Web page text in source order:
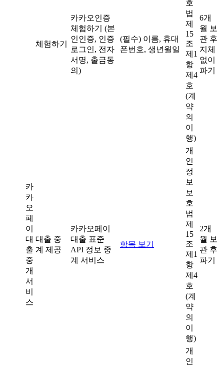
체험하기
카카오인증
체험하기 (본
인인증, 인증
로그인, 전자
서명, 출금동
의)
(필수) 이름, 휴대
폰번호, 생년월일
호
법
제
15
조
제1
항
제4
호
(계
약
의
이
행)
6개
월 보
관 후
지체
없이
파기
카
카
오
페
이
대
출
중
개
서
비
스
대출 중
계 제공
카카오페이
대출 표준
API 정보 중
계 서비스
항목 보기
개
인
정
보
보
호
법
제
15
조
제1
항
제4
호
(계
약
의
이
행)
2개
월 보
관 후
파기
개
인